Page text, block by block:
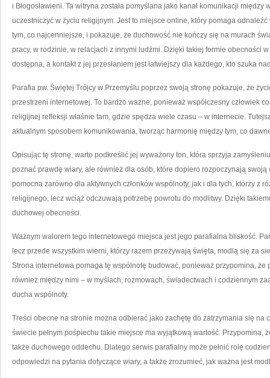
i Błogosławieni. Ta witryna została pomyślana jako kanał komunikacji między
uczestniczyć w życiu religijnym. Jest to miejsce online, który pomaga
tym, co najcenniejsze, i pokazuje, że duchowość nie kończy się na murach
pracy, w rodzinie, w relacjach z innymi ludźmi. Dzięki takiej formie obecności
dostępna, a kontakt z jej przesłaniem jest łatwiejszy dla każdego, kto szuka
Parafia pw. Świętej Trójcy w Przemyślu poprzez swoją stronę pokazuje, że
przestrzeni internetowej. To bardzo ważne, ponieważ współczesny człowiek
religijnej refleksji właśnie tam, gdzie spędza wiele czasu – w internecie.
aktualnym sposobem komunikowania, tworząc harmonię między tym, co
Opisując tę stronę, warto podkreślić jej wyważony ton, która sprzyja
poznać prawdę wiary, ale również dla osób, które dopiero rozpoczynają
pomocna zarówno dla aktywnych członków wspólnoty, jak i dla tych, którzy z
religijnego, lecz wciąż odczuwają potrzebę powrotu do modlitwy. Dzięki
duchowej obecności.
Ważnym walorem tego internetowego miejsca jest jego parafialna bliskość.
lecz przede wszystkim wierni, którzy razem przeżywają święta, modlą się za
Strona internetowa pomaga tę wspólnotę budować, ponieważ przypomina,
również między nimi – w myślach, rozmowach, świadectwach i codziennym
ducha wspólnoty.
Treści obecne na stronie można odbierać jako zachętę do zatrzymania się na
świecie pełnym pośpiechu takie miejsce ma wyjątkową wartość. Przypomina,
także duchowego oddechu. Dlatego serwis parafialny może pełnić rolę
odpowiedzi na pytania dotyczące wiary, a także zrozumieć, jak ważna jest